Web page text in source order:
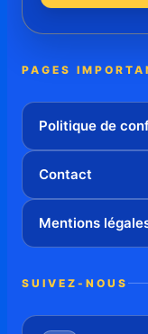
PAGES
Politique de
Contact
Mentions
SUIVEZ-NOUS